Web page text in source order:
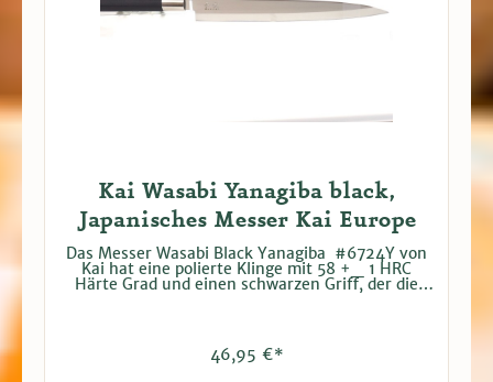
Kai Wasabi Yanagiba black,
Japanisches Messer Kai Europe
Das Messer Wasabi Black Yanagiba #6724Y von
Kai hat eine polierte Klinge mit 58 +_ 1 HRC
Härte Grad und einen schwarzen Griff, der die
Klinge komplett umschließt und fest mit dem
gleich noch mehr Spaß.
46,95 €*